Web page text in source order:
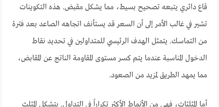
قاع دائري يتبعه تصحيح بسيط، مما يشكل مقبض. هذه التكوينات
تشير في غالب الأمر إلى أن السعر قد يستأنف اتجاهه الصاعد بعد فترة
من التماسك. يتمثل الهدف الرئيسي للمتداولين في تحديد نقاط
الدخول المناسبة عندما يتم كسر مستوى المقاومة الناتج عن المقابض،
مما يمهد الطريق لمزيد من الصعود.
أما المثلثات، فهي من الأنماط الأكثر تكراراً في التداول. يتشكل المثلث